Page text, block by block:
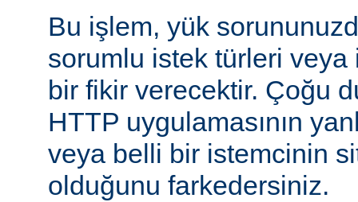
Bu işlem, yük
sorumlu istek türleri veya
bir fikir verecektir. Çoğu
HTTP uygulamasının
veya belli bir istemcinin
olduğunu farkedersiniz.